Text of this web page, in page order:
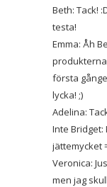
Beth: Tack!
testa!
Emma: Åh
första
lycka! ;)
Adelina:
Inte Bridget:
jättemycket
Veronica:
men jag